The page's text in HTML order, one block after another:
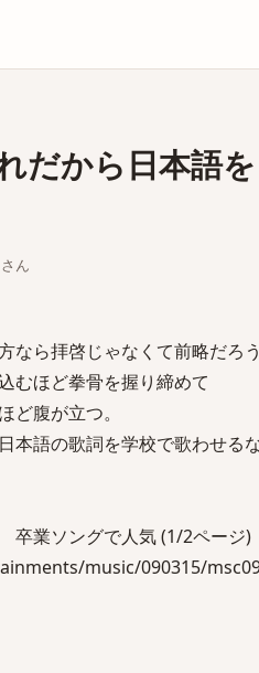
だから日本語
ん
なら拝啓じゃなくて前略だろう
むほど拳骨を握り締めて
ど腹が立つ。
本語の歌詞を学校で歌わせる
卒業ソングで人気 (1/2ページ)
music/090315/